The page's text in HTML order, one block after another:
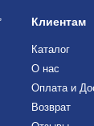
Клиентам
Каталог
О нас
Оплата и
Возврат